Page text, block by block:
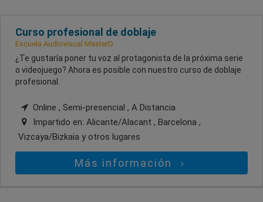
Curso profesional de doblaje
Escuela Audiovisual MasterD
¿Te gustaría poner tu voz al protagonista de la próxima serie
o videojuego? Ahora es posible con nuestro curso de doblaje
profesional.
Online , Semi-presencial , A Distancia
Impartido en: Alicante/Alacant , Barcelona ,
Vizcaya/Bizkaia y otros lugares
Más información